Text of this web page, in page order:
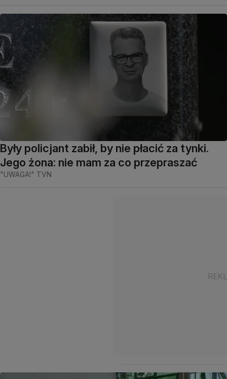
Były policjant zabił, by nie płacić za tynki.
Jego żona: nie mam za co przepraszać
"UWAGA!" TVN